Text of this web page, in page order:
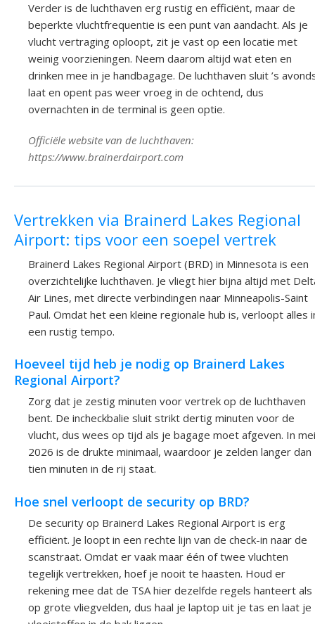
Verder is de luchthaven erg rustig en efficiënt, maar de
beperkte vluchtfrequentie is een punt van aandacht. Als je
vlucht vertraging oploopt, zit je vast op een locatie met
weinig voorzieningen. Neem daarom altijd wat eten en
drinken mee in je handbagage. De luchthaven sluit ’s
laat en opent pas weer vroeg in de ochtend, dus
overnachten in de terminal is geen optie.
Officiële website van de luchthaven:
https://www.brainerdairport.com
Vertrekken via Brainerd Lakes Regional
Airport: tips voor een soepel vertrek
Brainerd Lakes Regional Airport (BRD) in Minnesota is een
overzichtelijke luchthaven. Je vliegt hier bijna altijd met
Air Lines, met directe verbindingen naar Minneapolis-Saint
Paul. Omdat het een kleine regionale hub is, verloopt alles
een rustig tempo.
Hoeveel tijd heb je nodig op Brainerd Lakes
Regional Airport?
Zorg dat je zestig minuten voor vertrek op de luchthaven
bent. De incheckbalie sluit strikt dertig minuten voor de
vlucht, dus wees op tijd als je bagage moet afgeven. In mei
2026 is de drukte minimaal, waardoor je zelden langer dan
tien minuten in de rij staat.
Hoe snel verloopt de security op BRD?
De security op Brainerd Lakes Regional Airport is erg
efficiënt. Je loopt in een rechte lijn van de check-in naar de
scanstraat. Omdat er vaak maar één of twee vluchten
tegelijk vertrekken, hoef je nooit te haasten. Houd er
rekening mee dat de TSA hier dezelfde regels hanteert als
op grote vliegvelden, dus haal je laptop uit je tas en laat je